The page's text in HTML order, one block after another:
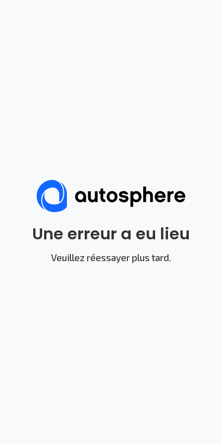
Une erreur a eu lieu
Veuillez réessayer plus tard.